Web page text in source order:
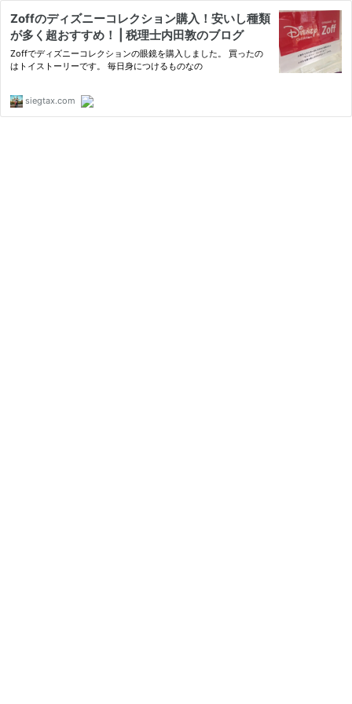
Zoffのディズニーコレクション購入！安いし種類
が多く超おすすめ！ | 税理士内田敦のブログ
Zoffでディズニーコレクションの眼鏡を購入しました。 買ったの
はトイストーリーです。 毎日身につけるものなの
siegtax.com